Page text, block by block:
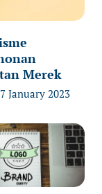
Merek
7 January 2023